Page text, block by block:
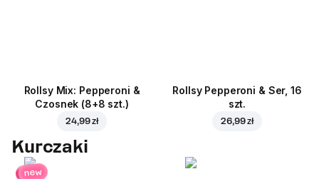
Rollsy Mix: Pepperoni &
Czosnek (8+8 szt.)
24,99 zł
Rollsy Pepperoni & Ser, 16
szt.
26,99 zł
Kurczaki
new